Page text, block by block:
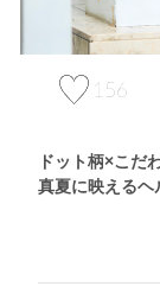
156
ドット柄×こだ
真夏に映える